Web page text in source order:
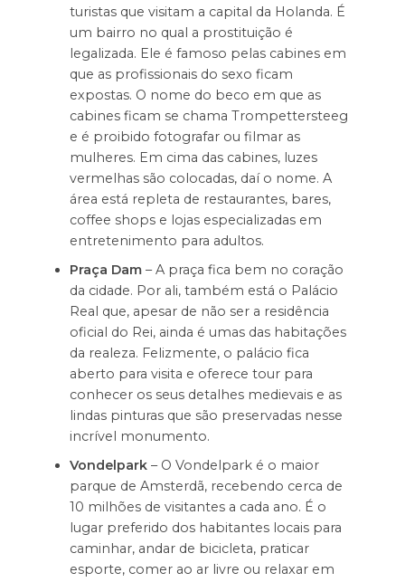
turistas que visitam a capital da Holanda. É
um bairro no qual a prostituição é
legalizada. Ele é famoso pelas cabines em
que as profissionais do sexo ficam
expostas. O nome do beco em que as
cabines ficam se chama Trompettersteeg
e é proibido fotografar ou filmar as
mulheres. Em cima das cabines, luzes
vermelhas são colocadas, daí o nome. A
área está repleta de restaurantes, bares,
coffee shops e lojas especializadas em
entretenimento para adultos.
Praça Dam– A praça fica bem no coração
da cidade. Por ali, também está o Palácio
Real que, apesar de não ser a residência
oficial do Rei, ainda é umas das habitações
da realeza. Felizmente, o palácio fica
aberto para visita e oferece tour para
conhecer os seus detalhes medievais e as
lindas pinturas que são preservadas nesse
incrível monumento.
Vondelpark– O Vondelpark é o maior
parque de Amsterdã, recebendo cerca de
10 milhões de visitantes a cada ano. É o
lugar preferido dos habitantes locais para
caminhar, andar de bicicleta, praticar
esporte, comer ao ar livre ou relaxar em